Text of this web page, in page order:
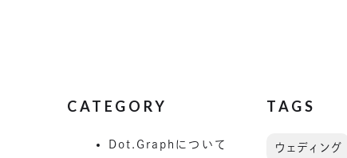
CATEGORY
Dot.Graphについて
TAGS
ウェディング